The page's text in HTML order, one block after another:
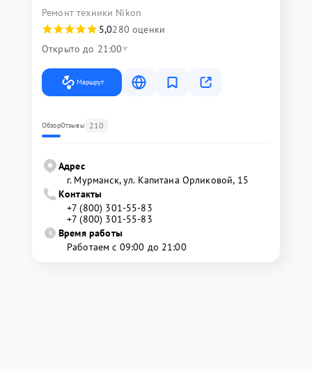
Ремонт техники Nikon
5,0280 оценки
Открыто до 21:00
Маршрут
ОбзорОтзывы 210
Адрес
г. Мурманск, ул. Капитана Орликовой, 15
Контакты
+7 (800) 301-55-83
+7 (800) 301-55-83
Время работы
Работаем с 09:00 до 21:00